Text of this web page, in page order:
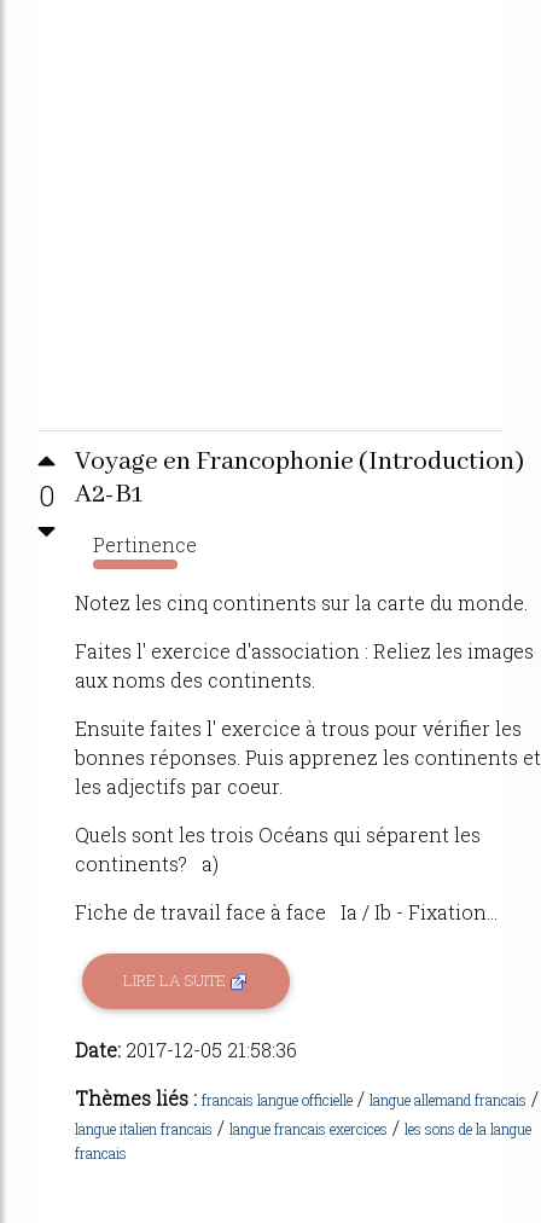
0
Voyage en Francophonie (Introduction)
A2-B1
Pertinence
140%
Notez les cinq continents sur la carte du monde.
Faites l' exercice d'association : Reliez les images
aux noms des continents.
Ensuite faites l' exercice à trous pour vérifier les
bonnes réponses. Puis apprenez les continents et
les adjectifs par coeur.
Quels sont les trois Océans qui séparent les
continents? a)
Fiche de travail face à face Ia / Ib - Fixation...
LIRE LA SUITE
Date: 2017-12-05 21:58:36
Thèmes liés : francais langue officielle / langue allemand francais /
langue italien francais / langue francais exercices / les sons de la langue
francais